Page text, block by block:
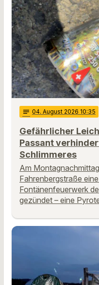
notes 04. August 2026 10:35
Gefährlicher
Passant
Schlimmeres
Am
Fahrenbergstraße
Fontänenfeuerwerk
gezündet – eine